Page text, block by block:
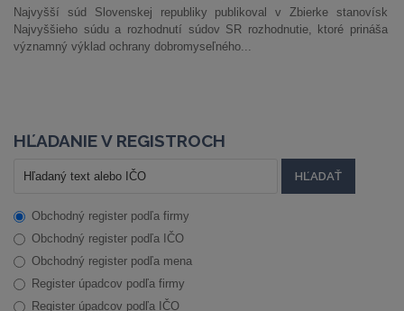
Najvyšší súd Slovenskej republiky publikoval v Zbierke stanovísk
Najvyššieho súdu a rozhodnutí súdov SR rozhodnutie, ktoré prináša
významný výklad ochrany dobromyseľného...
HĽADANIE V REGISTROCH
Obchodný register podľa firmy
Obchodný register podľa IČO
Obchodný register podľa mena
Register úpadcov podľa firmy
Register úpadcov podľa IČO